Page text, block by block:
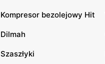
Kompresor bezolejowy Hit
Dilmah
Szaszłyki